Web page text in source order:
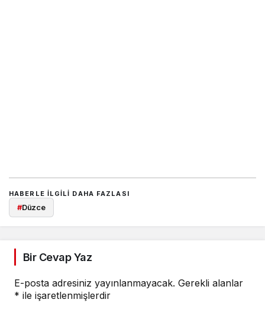
HABERLE ILGILI DAHA FAZLASI
#Düzce
Bir Cevap Yaz
E-posta adresiniz yayınlanmayacak. Gerekli alanlar
* ile işaretlenmişlerdir